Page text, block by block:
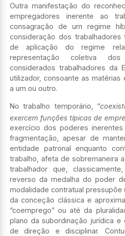
Outra manifestação do
empregadores inerente ao
consagração de um regime
consideração dos
de aplicação do regime
representação coletiva dos
considerados trabalhadores da
utilizador, consoante as
a um ou outro.
No trabalho temporário, “
exercem funções típicas de
exercício dos poderes
fragmentação, apesar de
entidade patronal enquanto
trabalho, afeta de sobremaneira
trabalhador que,
reverso da medalha do poder
modalidade contratual
da conceção clássica e
“coemprego” ou até da
plano da subordinação jurídica
de direção e disciplinar.